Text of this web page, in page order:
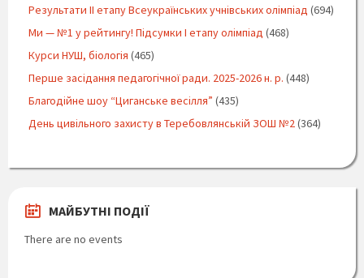
Результати ІІ етапу Всеукраїнських учнівських олімпіад (694)
Ми — №1 у рейтингу! Підсумки І етапу олімпіад (468)
Курси НУШ, біологія (465)
Перше засідання педагогічної ради. 2025-2026 н. р. (448)
Благодійне шоу “Циганське весілля” (435)
День цивільного захисту в Теребовлянській ЗОШ №2(364)
МАЙБУТНІ ПОДІЇ
There are no events